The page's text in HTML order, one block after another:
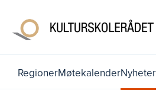
RegionerMøtekalenderNyheter